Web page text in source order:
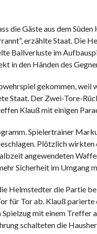
die Gäste aus dem
erzählte Staat. Die
Ballverluste im
in den Händen des
gekommen, weil
Staat. Der Zwei-Tore-
Klauß mit einigen
Spielertrainer
Plötzlich
angewendeten
Sicherheit im Umgang
Helmstedter die Partie
für Tor ab. Klauß
mit einem Treffer
schalteten die